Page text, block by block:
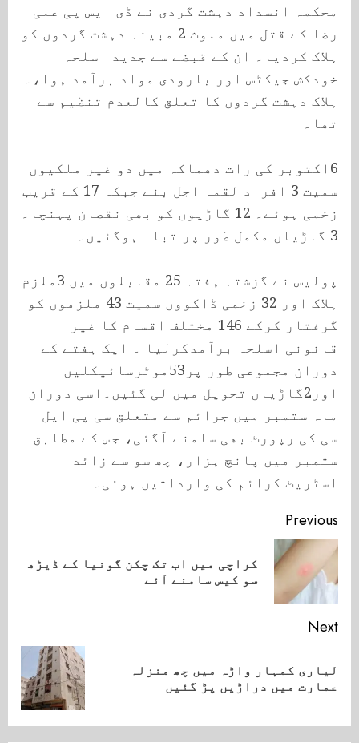
محکمہ انسداد دہشت گردی نے ڈی ایس پی علی
رضا کے قتل میں ملوث 2 مبینہ دہشت گردوں کو
ہلاک کردیا۔ ان کے قبضے سے جدید اسلحہ
خودکش جیکٹس اور بارودی مواد برآمد ہوا،۔
ہلاک دہشت گردوں کا تعلق کالعدم تنظیم سے
تھا۔
6اکتوبر کی رات دھماکہ میں دو غیر ملکیوں
سمیت 3 افراد لقمہ اجل بنے جبکہ 17 کے قریب
زخمی ہوئے۔ 12 گاڑیوں کو بھی نقصان پہنچا۔
3 گاڑیاں مکمل طور پر تباہ ہوگئیں۔
پولیس نے گزشتہ ہفتہ 25 مقابلوں میں 3ملزم
ہلاک اور 32 زخمی ڈاکووں سمیت 43 ملزموں کو
گرفتار کرکے 146 مختلف اقسام کا غیر
قانونی اسلحہ برآمدکرلیا ۔ ایک ہفتے کے
دوران مجموعی طور پر53موٹرسائیکلیں
اور2گاڑیاں تحویل میں لی گئیں۔اسی دوران
ماہ ستمبر میں جرائم سے متعلق سی پی ایل
سی کی رپورٹ بھی سامنے آگئی، جس کے مطابق
ستمبر میں پانچ ہزار، چھ سو سے زائد
اسٹریٹ کرائم کی وارداتیں ہوئی۔
Continue
Reading
Previous
کراچی میں اب تک چکن گونیا کے ڈیڑھ
سو کیس سامنے آئے
Next
Next
post:
لیاری کمہار واڑہ میں چھ منزلہ
عمارت میں دراڑیں پڑ گئیں